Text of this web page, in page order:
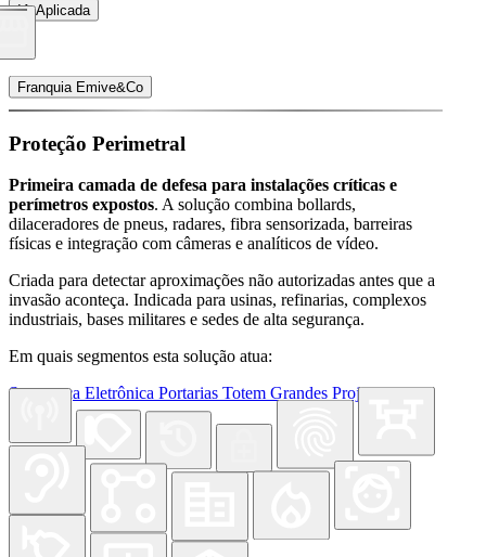
IA Aplicada
Franquia Emive&Co
Proteção Perimetral
Primeira camada de defesa para instalações críticas e
perímetros expostos. A solução combina bollards,
dilaceradores de pneus, radares, fibra sensorizada, barreiras
físicas e integração com câmeras e analíticos de vídeo.
Criada para detectar aproximações não autorizadas antes que a
invasão aconteça. Indicada para usinas, refinarias, complexos
industriais, bases militares e sedes de alta segurança.
Em quais segmentos esta solução atua:
Segurança Eletrônica Portarias Totem Grandes Projetos